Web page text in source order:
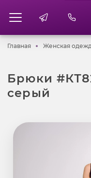
ГлавнаяГлавнаяЖенская
Брюки
серый